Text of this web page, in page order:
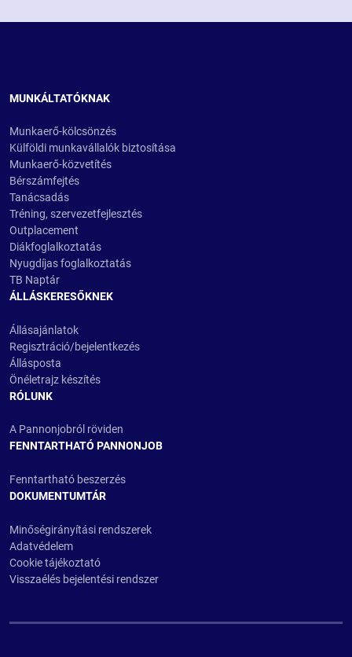
MUNKÁLTATÓKNAK
Munkaerő-kölcsönzés
Külföldi munkavállalók biztosítása
Munkaerő-közvetítés
Bérszámfejtés
Tanácsadás
Tréning, szervezetfejlesztés
Outplacement
Diákfoglalkoztatás
Nyugdíjas foglalkoztatás
TB Naptár
ÁLLÁSKERESŐKNEK
Állásajánlatok
Regisztráció/bejelentkezés
Állásposta
Önéletrajz készítés
RÓLUNK
A Pannonjobról röviden
FENNTARTHATÓ PANNONJOB
Fenntartható beszerzés
DOKUMENTUMTÁR
Minőségirányítási rendszerek
Adatvédelem
Cookie tájékoztató
Visszaélés bejelentési rendszer